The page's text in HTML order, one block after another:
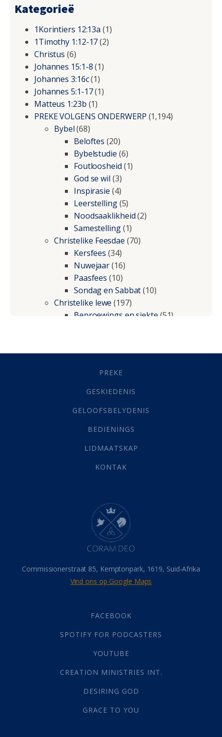
Kategorieë
1Korintiers 12:13a (1)
1Timothy 1:12-17(2)
Christus (6)
Johannes 15:1-8(1)
Johannes 3:16c(1)
Johannes 5:1-17(1)
Matteus 1:23b (1)
PREKE VOLGENS ONDERWERP (1,194)
Bybel(68)
Beloftes (20)
Bybelstudie (6)
Foutloosheid (1)
God se wil (3)
Inspirasie (4)
Leerstelling(5)
Noodsaaklikheid(2)
Samestelling(1)
Christelike Feesdae (70)
Kersfees (34)
Nuwejaar(16)
Paasfees (10)
Sondag en Sabbat(10)
Christelike lewe (197)
Beproewings en siekte(51)
Geestelike Groei(10)
(21)
Grys Areas(4)
Lewensdoel(3)
Selfondersoek(1)
Werk(22)
(142)
Hemel (31)
Israel (14)
Millennium(1)
Oordeelsdag(19)
Verheerlikte liggaam
Wederkoms
(27)
Gebed(87)
Die Onse Vader(12)
God(392)
Afgode(23)
Almag(1)
Alomteenwoordig
Alwetendheid (1)
PREKE
GESKIEDENIS
GELOOFSBELYDENIS
BEDIENINGS
LIDMAATSKAP
KONTAK
Commissionerstraat 85, Kemptonpark, 1619, Suid-Afrika
Vind ons op Google Maps
FACEBOOK
SPOTIFY FOR PODCASTERS
YOUTUBE
CREATION MINISTRIES INT.
DESIRING GOD
GRACE TO YOU